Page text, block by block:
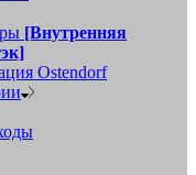
[Внутренняя
Ostendorf